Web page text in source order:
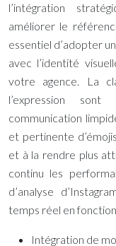
l’intégration
améliorer le
essentiel d’adopter
avec l’identité
votre agence. La
l’expression
communication
et pertinente
et à la rendre plus
continu les
d’analyse
temps réel en
Intégration de